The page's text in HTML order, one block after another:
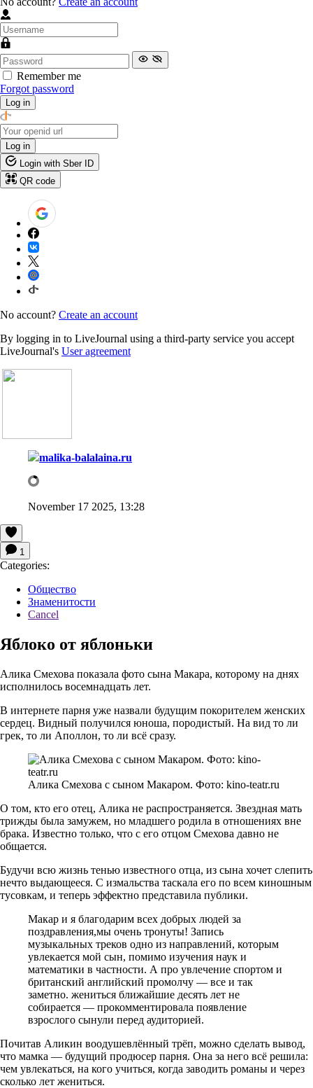
Remember me
Forgot password
Log in
Log in
Login with Sber ID
QR code
No account? Create an account
By logging in to LiveJournal using a third-party service you accept
LiveJournal's User agreement
malika-balalaina.ru
November 17 2025, 13:28
1
Categories:
Общество
Знаменитости
Cancel
Яблоко от яблоньки
Алика Смехова показала фото сына Макара, которому на днях
исполнилось восемнадцать лет.
В интернете парня уже назвали будущим покорителем женских
сердец. Видный получился юноша, породистый. На вид то ли
грек, то ли Аполлон, то ли всё сразу.
Алика Смехова с сыном Макаром. Фото: kino-teatr.ru
О том, кто его отец, Алика не распространяется. Звездная мать
трижды была замужем, но младшего родила в отношениях вне
брака. Известно только, что с его отцом Смехова давно не
общается.
Будучи всю жизнь тенью известного отца, из сына хочет слепить
нечто выдающееся. С измальства таскала его по всем киношным
тусовкам, и теперь эффектно представила публики.
Макар и я благодарим всех добрых людей за
поздравления,мы очень тронуты! Запись
музыкальных треков одно из направлений, которым
увлекается мой сын, помимо изучения наук и
математики в частности. А про увлечение спортом и
британский английский промолчу — все и так
заметно. жениться ближайшие десять лет не
собирается — прокомментировала появление
взрослого сынули перед аудиторией.
Почитав Аликин воодушевлённый трёп, можно сделать вывод,
что мамка — будущий продюсер парня. Она за него всё решила:
чем увлекаться, на кого учиться, когда заводить романы и через
сколько лет жениться.